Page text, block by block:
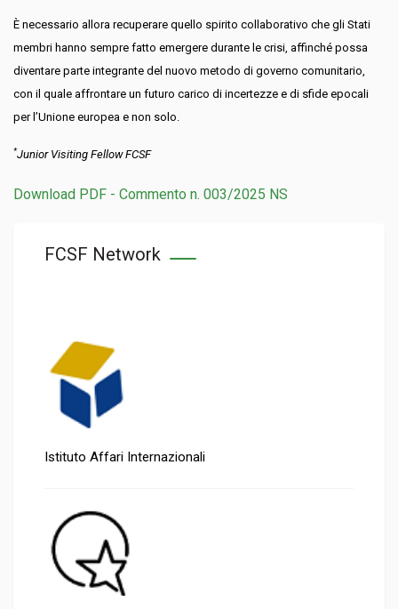
È necessario allora recuperare quello spirito collaborativo che gli Stati
membri hanno sempre fatto emergere durante le crisi, affinché possa
diventare parte integrante del nuovo metodo di governo comunitario,
con il quale affrontare un futuro carico di incertezze e di sfide epocali
per l’Unione europea e non solo.
*Junior Visiting Fellow FCSF
Download PDF - Commento n. 003/2025 NS
FCSF Network
Istituto Affari Internazionali